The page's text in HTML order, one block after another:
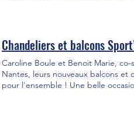
Chandeliers et balcons
Caroline Boule et Benoit Marie,
Nantes, leurs nouveaux balcons
pour l'ensemble ! Une belle